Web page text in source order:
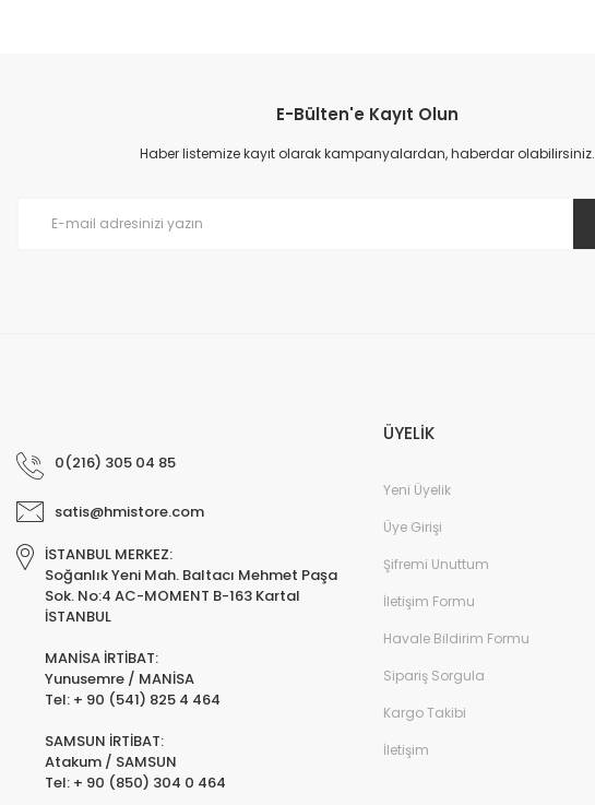
Ürün resmi kalitesiz, bozuk veya görüntülenemiyor.
Ürün açıklamasında eksik bilgiler bulunuyor.
E-Bülten'e Kayıt Olun
Haber listemize kayıt olarak kampanyalardan, haberdar olabilirsiniz.
0(216) 305 04 85
satis@hmistore.com
İSTANBUL MERKEZ:
Soğanlık Yeni Mah. Baltacı Mehmet Paşa
Sok. No:4 AC-MOMENT B-163 Kartal
İSTANBUL
MANİSA İRTİBAT:
Yunusemre / MANİSA
Tel: + 90 (541) 825 4 464
SAMSUN İRTİBAT:
Atakum / SAMSUN
Tel: + 90 (850) 304 0 464
ÜYELİK
Yeni Üyelik
Üye Girişi
Şifremi Unuttum
İletişim Formu
Havale Bildirim Formu
Sipariş Sorgula
Kargo Takibi
İletişim